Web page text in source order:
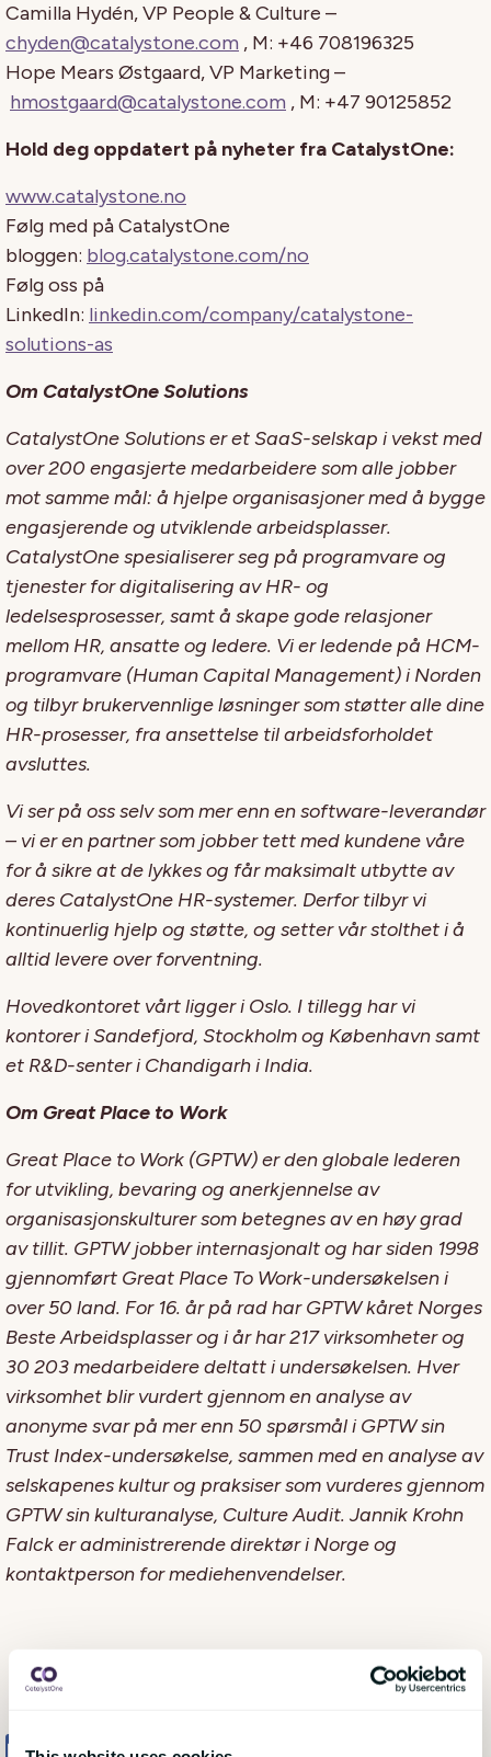
Camilla Hydén, VP People & Culture –
chyden@catalystone.com , M: +46 708196325
Hope Mears Østgaard, VP Marketing –
hmostgaard@catalystone.com , M: +47 90125852
Hold deg oppdatert på nyheter fra CatalystOne:
www.catalystone.no
Følg med på CatalystOne
bloggen: blog.catalystone.com/no
Følg oss på
LinkedIn: linkedin.com/company/catalystone-
solutions-as
Om CatalystOne Solutions
CatalystOne Solutions er et SaaS-selskap i vekst med
over 200 engasjerte medarbeidere som alle jobber
mot samme mål: å hjelpe organisasjoner med å bygge
engasjerende og utviklende arbeidsplasser.
CatalystOne spesialiserer seg på programvare og
tjenester for digitalisering av HR- og
ledelsesprosesser, samt å skape gode relasjoner
mellom HR, ansatte og ledere. Vi er ledende på HCM-
programvare (Human Capital Management) i Norden
og tilbyr brukervennlige løsninger som støtter alle dine
HR-prosesser, fra ansettelse til arbeidsforholdet
avsluttes.
Vi ser på oss selv som mer enn en software-leverandør
– vi er en partner som jobber tett med kundene våre
for å sikre at de lykkes og får maksimalt utbytte av
deres CatalystOne HR-systemer. Derfor tilbyr vi
kontinuerlig hjelp og støtte, og setter vår stolthet i å
alltid levere over forventning.
Hovedkontoret vårt ligger i Oslo. I tillegg har vi
kontorer i Sandefjord, Stockholm og København samt
et R&D-senter i Chandigarh i India.
Om Great Place to Work
Great Place to Work (GPTW) er den globale lederen
for utvikling, bevaring og anerkjennelse av
organisasjonskulturer som betegnes av en høy grad
av tillit. GPTW jobber internasjonalt og har siden 1998
gjennomført Great Place To Work-undersøkelsen i
over 50 land. For 16. år på rad har GPTW kåret Norges
Beste Arbeidsplasser og i år har 217 virksomheter og
30 203 medarbeidere deltatt i undersøkelsen. Hver
virksomhet blir vurdert gjennom en analyse av
anonyme svar på mer enn 50 spørsmål i GPTW sin
Trust Index-undersøkelse, sammen med en analyse av
selskapenes kultur og praksiser som vurderes gjennom
GPTW sin kulturanalyse, Culture Audit. Jannik Krohn
Falck er administrerende direktør i Norge og
kontaktperson for mediehenvendelser.